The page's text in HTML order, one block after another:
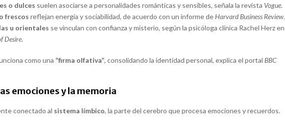
o dulces suelen asociarse a personalidades románticas y sensibles, señala la revista Vogue.
frescos reflejan energía y sociabilidad, de acuerdo con un informe de Harvard Business Review.
u orientales se vinculan con confianza y misterio, según la psicóloga clínica Rachel Herz en
Desire.
como una “firma olfativa”, consolidando la identidad personal, explica el portal BBC
emociones y la memoria
conectado al sistema límbico, la parte del cerebro que procesa emociones y recuerdos.